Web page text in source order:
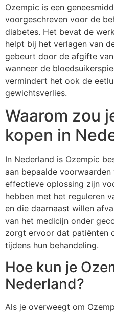
Ozempic is een
voorgeschreven voor de
diabetes. Het bevat de
helpt bij het verlagen van
gebeurt door de afgifte
wanneer de
vermindert het ook de
gewichtsverlies.
Waarom zou
kopen in
In Nederland is Ozempic
aan bepaalde
effectieve oplossing zijn
hebben met het reguleren
en die daarnaast willen
van het medicijn onder
zorgt ervoor dat patiënten
tijdens hun behandeling.
Hoe kun je
Nederland?
Als je overweegt om